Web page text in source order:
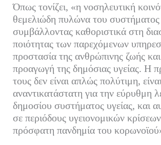
Όπως τονίζει, «η νοσηλευτική
θεμελιώδη πυλώνα του συστήματος
συμβάλλοντας καθοριστικά στη
ποιότητας των παρεχόμενων
προστασία της ανθρώπινης ζωής
προαγωγή της δημόσιας υγείας. Η
τους δεν είναι απλώς πολύτιμη, είναι
αναντικατάστατη για την εύρυθμη
δημοσίου συστήματος υγείας, και
σε περιόδους υγειονομικών
πρόσφατη πανδημία του